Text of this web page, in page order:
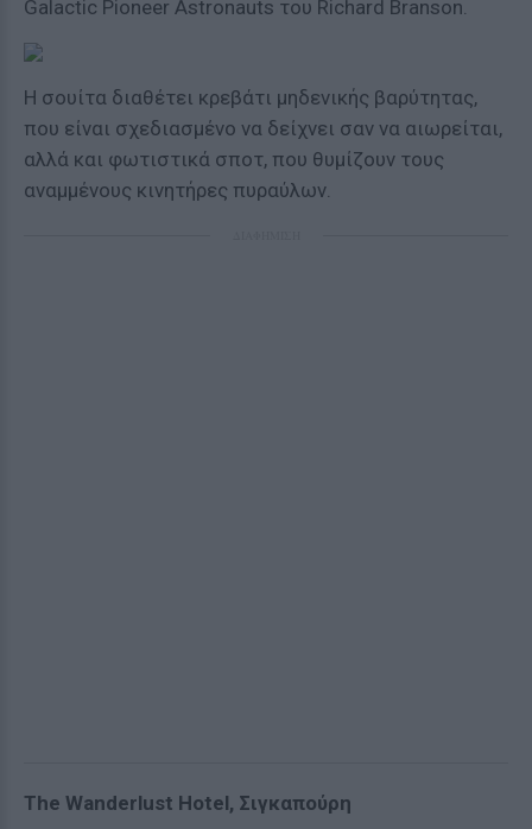
Galactic Pioneer Astronauts του Richard Branson.
Η σουίτα διαθέτει κρεβάτι μηδενικής βαρύτητας,
που είναι σχεδιασμένο να δείχνει σαν να αιωρείται,
αλλά και φωτιστικά σποτ, που θυμίζουν τους
αναμμένους κινητήρες πυραύλων.
The Wanderlust Hotel, Σιγκαπούρη